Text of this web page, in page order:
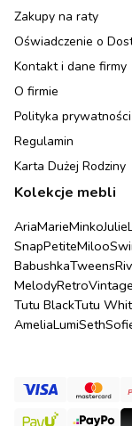
Zakupy na raty
Oświadczenie o
Kontakt i dane firmy
O firmie
Polityka prywatności
Regulamin
Karta Dużej Rodziny
Kolekcje mebli
AriaMarieMinkoJulie
SnapPetiteMiloo
BabushkaTweens
MelodyRetroVintage
Tutu BlackTutu
AmeliaLumiSeth